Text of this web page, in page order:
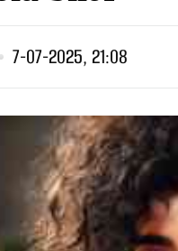
7-07-2025, 21:08